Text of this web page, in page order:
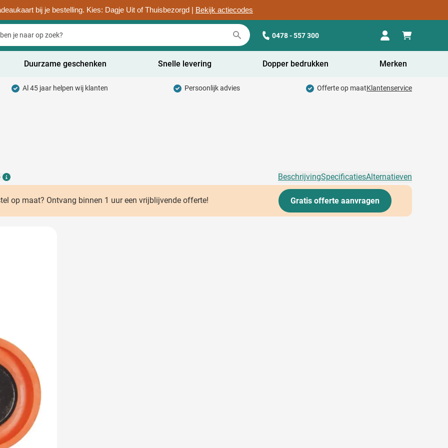
bij je bestelling. Kies: Dagje Uit of Thuisbezorgd | Bekijk actiecodes
0478 - 557 300
categorie
& Weggevers categorie
categorie
categorie
& Keuken categorie
& Veiligheid categorie
& Kids categorie
categorie
& thema's categorie
Duurzame geschenken Snelle levering Dopper bedrukken Merken
Al 45 jaar helpen wij klanten Persoonlijk advies Offerte op maatKlantenservice
Details
BeschrijvingSpecificatiesAlternatieven
op maat? Ontvang binnen 1 uur een vrijblijvende offerte! Gratis offerte aanvragen